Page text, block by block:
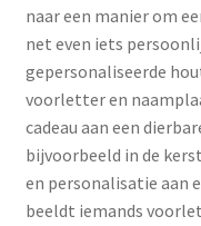
naar een manier om
net even iets
gepersonaliseerde
voorletter en
cadeau aan een
bijvoorbeeld in de
en personalisatie aan
beeldt iemands